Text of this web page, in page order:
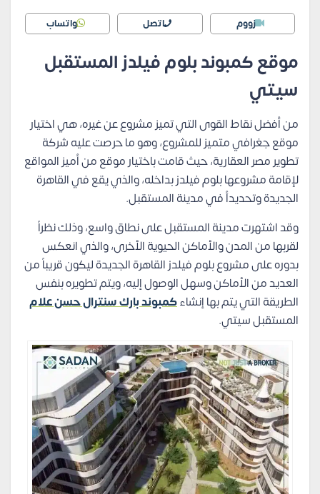
زووم اتصل واتساب
موقع كمبوند بلوم فيلدز المستقبل
سيتي
من أفضل نقاط القوى التي تميز مشروع عن غيره، هي اختيار
موقع جغرافي متميز للمشروع، وهو ما حرصت عليه شركة
تطوير مصر العقارية، حيث قامت باختيار موقع من أميز المواقع
لإقامة مشروعها بلوم فيلدز بداخله، والذي يقع في القاهرة
الجديدة وتحديدأ في مدينة المستقبل.
وقد اشتهرت مدينة المستقبل على نطاق واسع، وذلك نظراً
لقربها من المدن والأماكن الحيوية الأخرى، والذي انعكس
بدوره على مشروع بلوم فيلدز القاهرة الجديدة ليكون قريباً من
العديد من الأماكن وسهل الوصول إليه، ويتم تطويره بنفس
الطريقة التي يتم بها إنشاءكمبوند بارك سنترال حسن علام
المستقبل سيتي.